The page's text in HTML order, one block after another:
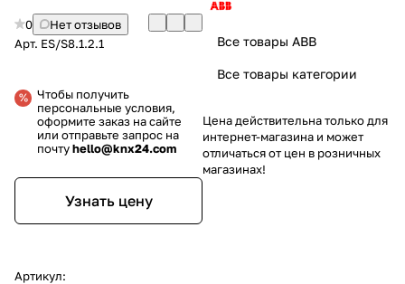
0
Нет отзывов
Арт. ES/S8.1.2.1
Чтобы получить
персональные условия,
оформите заказ на сайте
или отправьте запрос на
почтуhello@knx24.com
Узнать цену
Артикул:
Все товары ABB
Все товары категории
Цена действительна только для
интернет-магазина и может
отличаться от цен в розничных
магазинах!